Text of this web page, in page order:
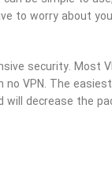
to worry about
security. Most
VPN. The
decrease the